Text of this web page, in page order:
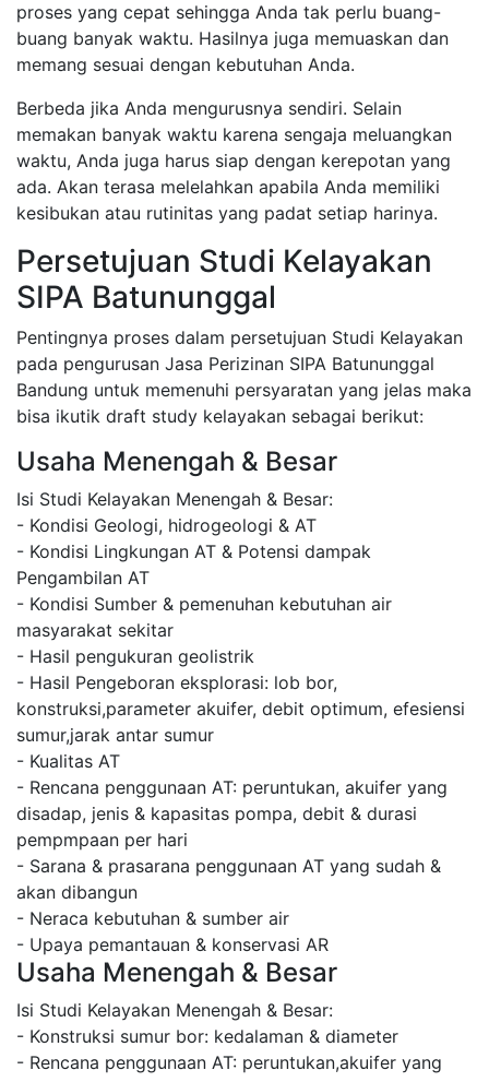
proses yang cepat sehingga Anda tak perlu buang-
buang banyak waktu. Hasilnya juga memuaskan dan
memang sesuai dengan kebutuhan Anda.
Berbeda jika Anda mengurusnya sendiri. Selain
memakan banyak waktu karena sengaja meluangkan
waktu, Anda juga harus siap dengan kerepotan yang
ada. Akan terasa melelahkan apabila Anda memiliki
kesibukan atau rutinitas yang padat setiap harinya.
Persetujuan Studi Kelayakan
SIPA Batununggal
Pentingnya proses dalam persetujuan Studi Kelayakan
pada pengurusan Jasa Perizinan SIPA Batununggal
Bandung untuk memenuhi persyaratan yang jelas maka
bisa ikutik draft study kelayakan sebagai berikut:
Usaha Menengah & Besar
Isi Studi Kelayakan Menengah & Besar:
- Kondisi Geologi, hidrogeologi & AT
- Kondisi Lingkungan AT & Potensi dampak
Pengambilan AT
- Kondisi Sumber & pemenuhan kebutuhan air
masyarakat sekitar
- Hasil pengukuran geolistrik
- Hasil Pengeboran eksplorasi: lob bor,
konstruksi,parameter akuifer, debit optimum, efesiensi
sumur,jarak antar sumur
- Kualitas AT
- Rencana penggunaan AT: peruntukan, akuifer yang
disadap, jenis & kapasitas pompa, debit & durasi
pempmpaan per hari
- Sarana & prasarana penggunaan AT yang sudah &
akan dibangun
- Neraca kebutuhan & sumber air
- Upaya pemantauan & konservasi AR
Usaha Menengah & Besar
Isi Studi Kelayakan Menengah & Besar:
- Konstruksi sumur bor: kedalaman & diameter
- Rencana penggunaan AT: peruntukan,akuifer yang